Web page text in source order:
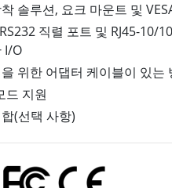
스테인리스 스
스테인리스
솔루션, 요크 마운트 및
직렬 포트 및 RJ45-10/
I/O
위한 어댑터 케이블이 있는
드 지원
(선택 사항)